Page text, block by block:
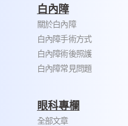
白內障
關於白內障
白內障手術方式
白內障術後照護
白內障常見問題
眼科專欄
全部文章